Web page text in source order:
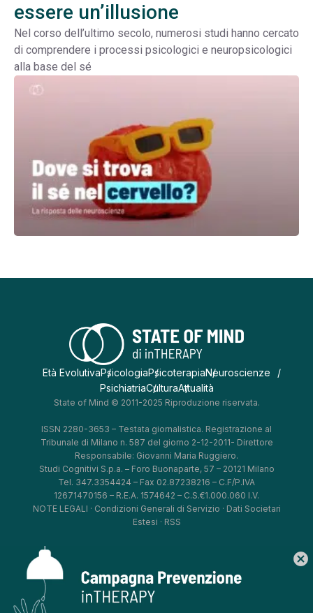
essere un’illusione
Nel corso dell’ultimo secolo, numerosi studi hanno cercato
di comprendere i processi psicologici e neuropsicologici
alla base del sé
Età EvolutivaPsicologiaPsicoterapiaNeuroscienze
PsichiatriaCulturaAttualità
State of Mind © 2011-2025 Riproduzione riservata.
ISSN 2280-3653 – Testata giornalistica. Registrazione al
Tribunale di Milano n. 587 del giorno 2-12-2011- Direttore
Responsabile: Giovanni Maria Ruggiero.
Studi Cognitivi S.p.a. – Foro Buonaparte, 57 – 20121 Milano
Tel. 347.3354424 – Fax 02.87238216 – C.F/P.IVA
12671470156 – R.E.A. 1574642 – C.S.€1.000.060 I.V.
NOTE LEGALI · Condizioni Generali di Servizio · Dati Societari
Estesi · RSS
Aggiorna le tue preferenze–
** **
cancel